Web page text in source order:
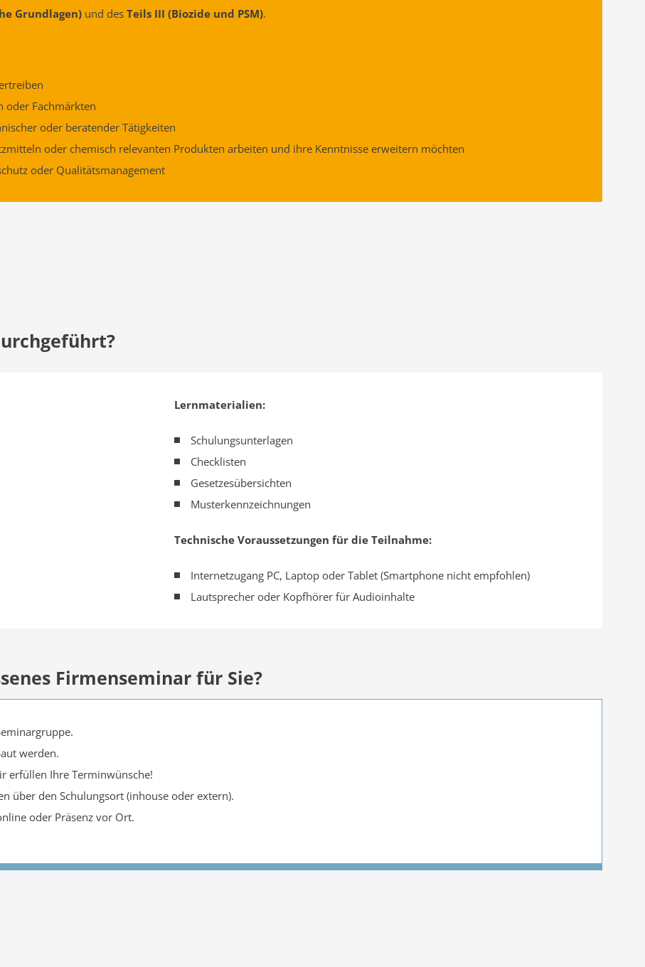
Grundlagen) und des Teils III (Biozide und PSM).
oder Fachmärkten
oder beratender Tätigkeiten
oder chemisch relevanten Produkten arbeiten und ihre Kenntnisse erweitern möchten
oder Qualitätsmanagement
Lernmaterialien:
Schulungsunterlagen
Checklisten
Gesetzesübersichten
Musterkennzeichnungen
Technische Voraussetzungen für die Teilnahme:
Internetzugang PC, Laptop oder Tablet (Smartphone nicht empfohlen)
Lautsprecher oder Kopfhörer für Audioinhalte
Firmenseminar für Sie?
werden.
erfüllen Ihre Terminwünsche!
über den Schulungsort (inhouse oder extern).
oder Präsenz vor Ort.